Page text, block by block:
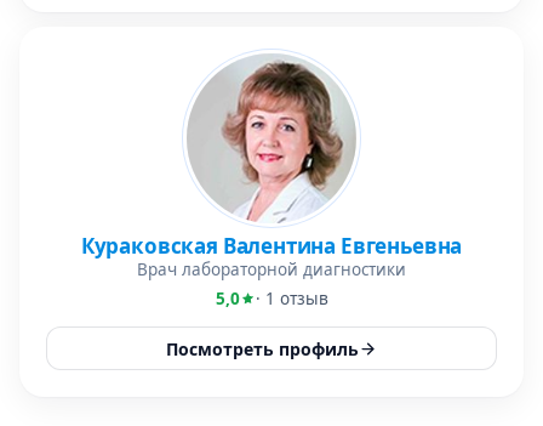
Кураковская Валентина Евгеньевна
Врач лабораторной диагностики
5,0
· 1 отзыв
Посмотреть профиль